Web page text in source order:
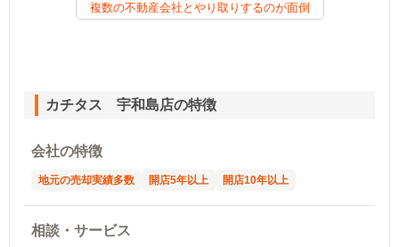
複数の不動産会社とやり取りするのが面倒
カチタス 宇和島店の特徴
会社の特徴
地元の売却実績多数 開店5年以上 開店10年以上
相談・サービス